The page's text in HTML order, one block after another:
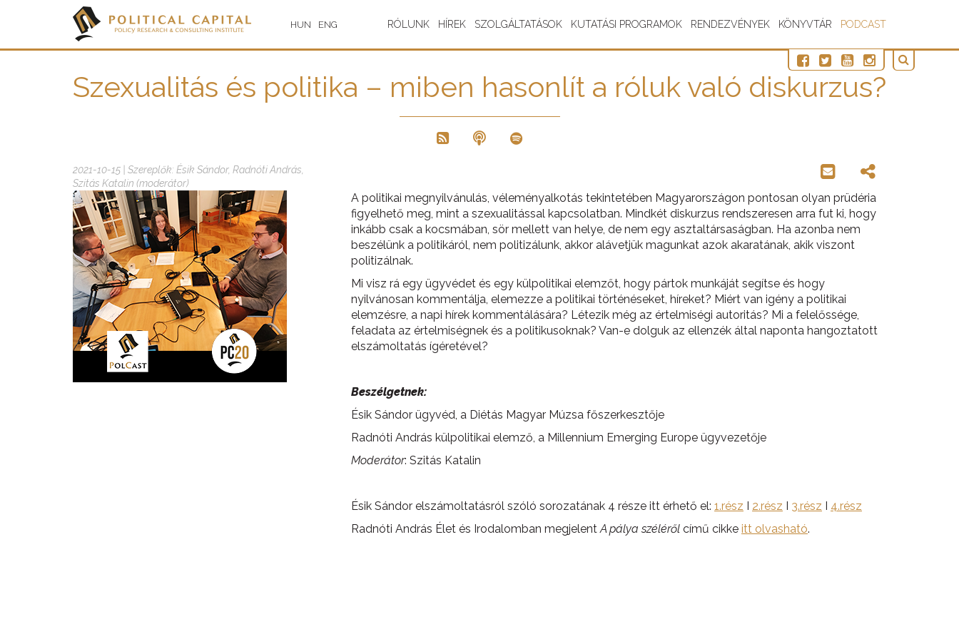
HUN ENG RÓLUNK HÍREK SZOLGÁLTATÁSOK KUTATÁSI PROGRAMOK RENDEZVÉNYEK KÖNYVTÁR PODCAST
Szexualitás és politika – miben hasonlít a róluk való diskurzus?
2021-10-15 | Szereplők: Ésik Sándor, Radnóti András,
Szitás Katalin (moderátor)
A politikai megnyilvánulás, véleményalkotás tekintetében Magyarországon pontosan olyan prüdéria
figyelhető meg, mint a szexualitással kapcsolatban. Mindkét diskurzus rendszeresen arra fut ki, hogy
inkább csak a kocsmában, sör mellett van helye, de nem egy asztaltársaságban. Ha azonba nem
beszélünk a politikáról, nem politizálunk, akkor alávetjük magunkat azok akaratának, akik viszont
politizálnak.
Mi visz rá egy ügyvédet és egy külpolitikai elemzőt, hogy pártok munkáját segítse és hogy
nyilvánosan kommentálja, elemezze a politikai történéseket, híreket? Miért van igény a politikai
elemzésre, a napi hírek kommentálására? Létezik még az értelmiségi autoritás? Mi a felelőssége,
feladata az értelmiségnek és a politikusoknak? Van-e dolguk az ellenzék által naponta hangoztatott
elszámoltatás ígéretével?
Beszélgetnek:
Ésik Sándor ügyvéd, a Diétás Magyar Múzsa főszerkesztője
Radnóti András külpolitikai elemző, a Millennium Emerging Europe ügyvezetője
Moderátor: Szitás Katalin
Ésik Sándor elszámoltatásról szóló sorozatának 4 része itt érhető el: 1.rész I 2.rész I 3.rész I 4.rész
Radnóti András Élet és Irodalomban megjelentA pálya széléről című cikke itt olvasható.